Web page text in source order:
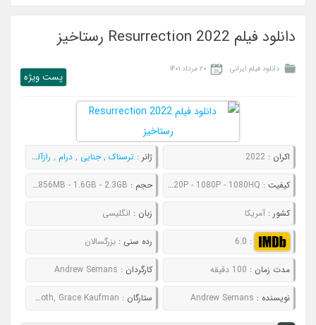
دانلود فیلم Resurrection 2022 رستاخیز
دانلود فیلم ایرانی ۲۰ مرداد ۱۴۰۱
پست ويژه
اکران :2022 ژانر : ترسناک ,جنایی , درام , رازآلود
کیفیت : 480P - 720P - 1080P - 1080HQ حجم : 606MB - 856MB - 1.6GB - 2.3GB
کشور :آمریکا زبان : انگلیسی
:
6.0 رده سنی : بزرگسالان
مدت زمان : 100 دقیقه کارگردان : Andrew Semans
نویسنده : Andrew Semans ستارگان : Rebecca Hall, Tim Roth, Grace Kaufman